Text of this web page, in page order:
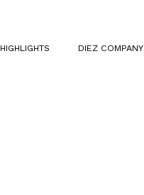
HIGHLIGHTS DIEZ COMPANY